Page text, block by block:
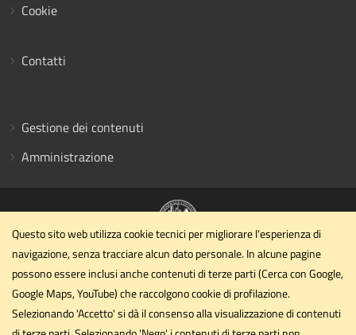
Cookie
Contatti
Gestione dei contenuti
Amministrazione
Dipartimento di Ingegneria civile ed ambientale
Università degli Studi di Perugia
Via G. Duranti - Perugia
Questo sito web utilizza cookie tecnici per migliorare l'esperienza di
navigazione, senza tracciare alcun dato personale. In alcune pagine
possono essere inclusi anche contenuti di terze parti (Cerca con Google,
Google Maps, YouTube) che raccolgono cookie di profilazione.
Selezionando 'Accetto' si dà il consenso alla visualizzazione di contenuti